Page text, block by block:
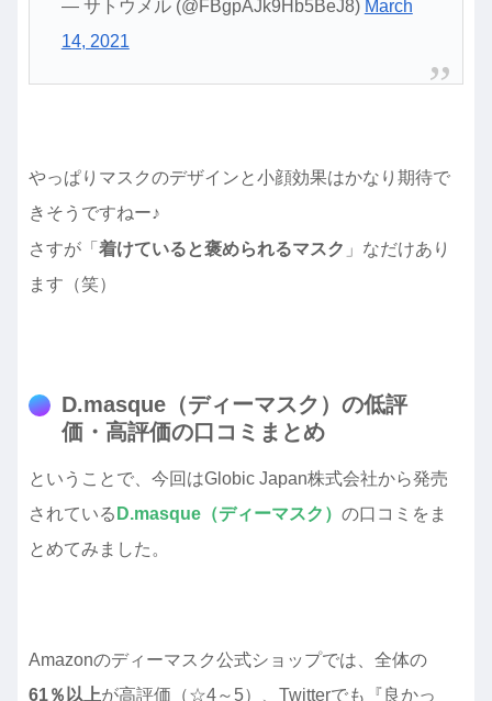
— サトウメル (@FBgpAJk9Hb5BeJ8) March
14, 2021
やっぱりマスクのデザインと小顔効果はかなり期待で
きそうですねー♪
さすが「 着けていると褒められるマスク 」なだけあり
ます（笑）
D.masque（ディーマスク）の低評
価・高評価の口コミまとめ
ということで、今回はGlobic Japan株式会社から発売
されている D.masque（ディーマスク） の口コミをま
とめてみました。
Amazonのディーマスク公式ショップでは、全体の
61％以上が高評価（☆4～5）、Twitterでも『良かっ